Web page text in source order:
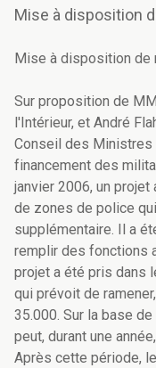
Mise à disposition
Mise à disposition
Sur proposition de
l'Intérieur, et André
Conseil des Ministres
financement des
janvier 2006, un
de zones de police
supplémentaire. Il a
remplir des fonctions
projet a été pris dans
qui prévoit de
35.000. Sur la base
peut, durant une
Après cette période,